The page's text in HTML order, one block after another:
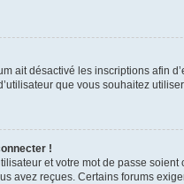
ait désactivé les inscriptions afin
que vous souhaitez
!
et votre mot de passe
avez reçues. Certains forums